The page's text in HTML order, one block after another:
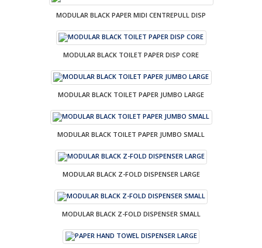
MODULAR BLACK PAPER MIDI CENTREPULL DISP
MODULAR BLACK TOILET PAPER DISP CORE
MODULAR BLACK TOILET PAPER JUMBO LARGE
MODULAR BLACK TOILET PAPER JUMBO SMALL
MODULAR BLACK Z-FOLD DISPENSER LARGE
MODULAR BLACK Z-FOLD DISPENSER SMALL